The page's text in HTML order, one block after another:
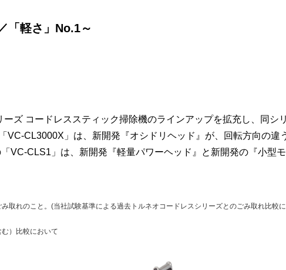
「軽さ」No.1～
ーズ コードレススティック掃除機のラインアップを拡充し、同シ
VC-CL3000X」は、新開発『オシドリヘッド』が、回転方向の
VC-CLS1」は、新開発『軽量パワーヘッド』と新開発の『小型
取れのこと。(当社試験基準による過去トルネオコードレスシリーズとのごみ取れ比較
）比較において